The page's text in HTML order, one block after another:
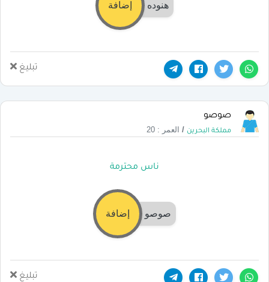
هنوده إضافة
تبليغ
صوصو
مملكة البحرين / العمر : 20
ناس محترمة
صوصو إضافة
تبليغ